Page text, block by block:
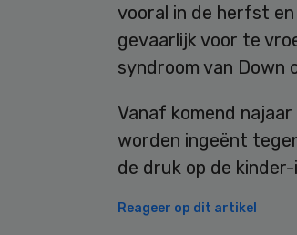
vooral in de herfst
gevaarlijk voor te
syndroom van Down
Vanaf komend
worden ingeënt
de druk op de kinder-
Reageer op dit artikel